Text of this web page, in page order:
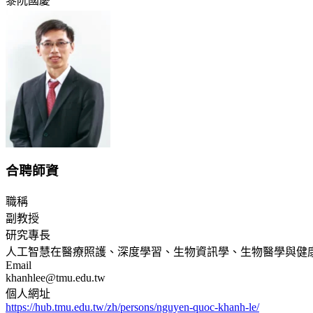
合聘師資
職稱
副教授
研究專長
人工智慧在醫療照護、深度學習、生物資訊學、生物醫學與健
Email
khanhlee@tmu.edu.tw
個人網址
https://hub.tmu.edu.tw/zh/persons/nguyen-quoc-khanh-le/